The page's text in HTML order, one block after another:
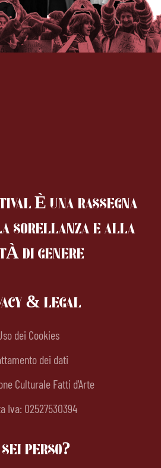
È UNA RASSEGNA
SORELLANZAE ALLA
DI GENERE
& LEGAL
dei Cookies
dei dati
Culturale Fatti d'Arte
Iva: 02527530394
PERSO?